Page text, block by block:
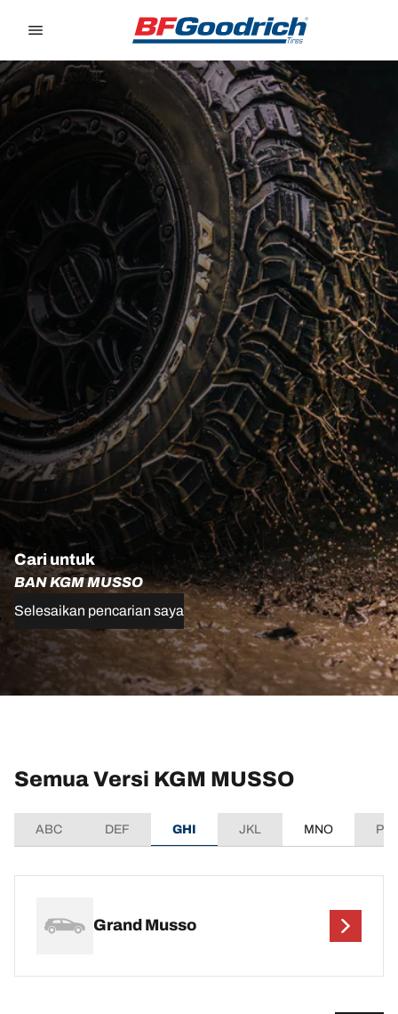
Cari untuk
BAN KGM MUSSO
Selesaikan pencarian saya
Semua Versi KGM MUSSO
ABC DEF GHI JKL MNO
Grand Musso